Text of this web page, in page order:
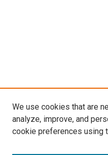
We use cookies that are
analyze, improve, and
cookie preferences using